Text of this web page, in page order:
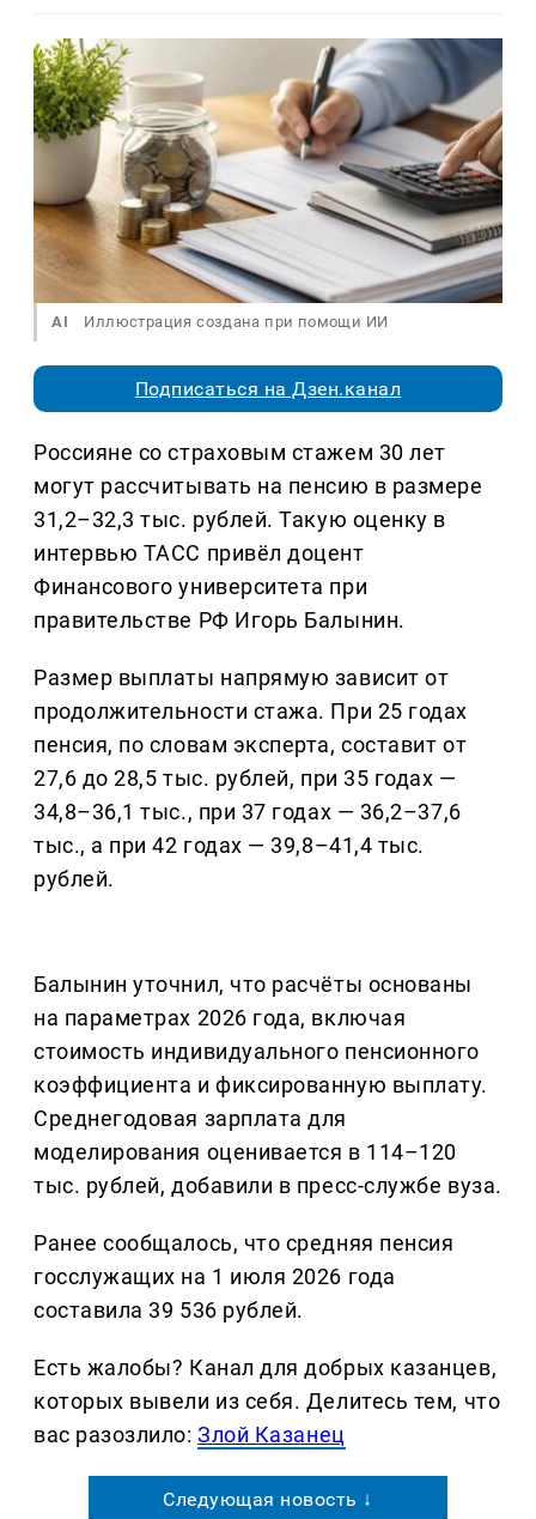
AI Иллюстрация создана при помощи ИИ
Подписаться на Дзен.канал
Россияне со страховым стажем 30 лет
могут рассчитывать на пенсию в размере
31,2–32,3 тыс. рублей. Такую оценку в
интервью ТАСС привёл доцент
Финансового университета при
правительстве РФ Игорь Балынин.
Размер выплаты напрямую зависит от
продолжительности стажа. При 25 годах
пенсия, по словам эксперта, составит от
27,6 до 28,5 тыс. рублей, при 35 годах —
34,8–36,1 тыс., при 37 годах — 36,2–37,6
тыс., а при 42 годах — 39,8–41,4 тыс.
рублей.
Балынин уточнил, что расчёты основаны
на параметрах 2026 года, включая
стоимость индивидуального пенсионного
коэффициента и фиксированную выплату.
Среднегодовая зарплата для
моделирования оценивается в 114–120
тыс. рублей, добавили в пресс-службе вуза.
Ранее сообщалось, что средняя пенсия
госслужащих на 1 июля 2026 года
составила 39 536 рублей.
Есть жалобы? Канал для добрых казанцев,
которых вывели из себя. Делитеcь тем, что
вас разозлило:Злой Казанец
Следующая новость ↓